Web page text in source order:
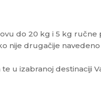
do 20 kg i 5 kg ručne
nije drugačije navedeno
u izabranoj destinaciji